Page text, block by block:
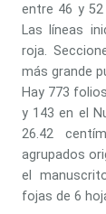
entre 46 y
Las líneas
roja.
más grande
Hay 773
y 143 en el
26.42
agrupados
el
fojas de 6